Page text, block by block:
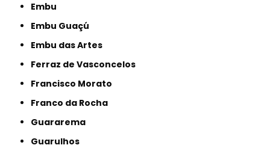
Embu
Embu Guaçú
Embu das Artes
Ferraz de Vasconcelos
Francisco Morato
Franco da Rocha
Guararema
Guarulhos